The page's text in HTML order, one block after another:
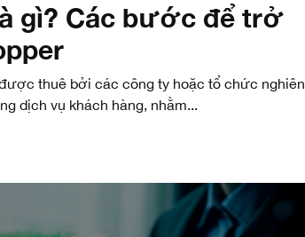
gì? Các bước để trở
thuê bởi các công ty hoặc tổ chức nghiên
dịch vụ khách hàng, nhằm...